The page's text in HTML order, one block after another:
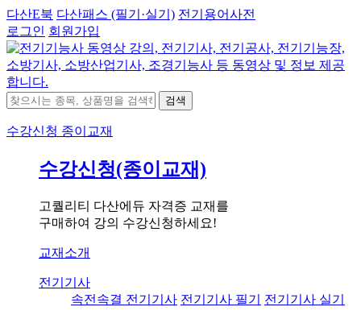
다산E북 다산패스 (필기·실기) 전기용어사전
로그인 회원가입
검색
수강신청 종이교재
수강신청(종이교재)
고퀄리티 다산에듀 자격증 교재를
구매하여 강의 수강신청하세요!
교재소개
전기기사
속전속결 전기기사 전기기사 필기 전기기사 실기